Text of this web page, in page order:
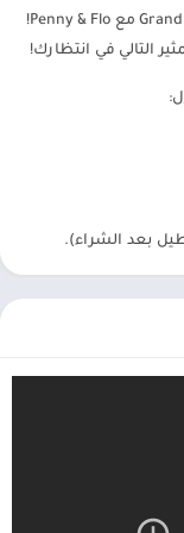
جديدة ومناطق جديدة
اللاعبين.
يتم مراجعة الألعاب
تعال واستمتع بإقامة مريحة في فندق Grand Thai Hotel مع Penny & Flo!
التالي في انتظارك!
بعد الشراء).